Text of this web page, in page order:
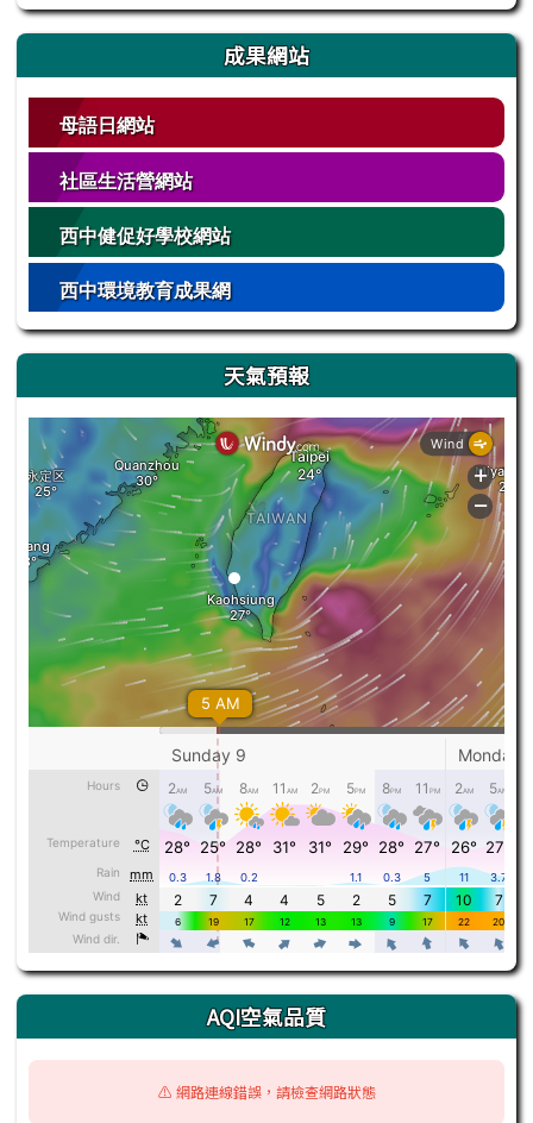
成果網站
母語日網站
社區生活營網站
西中健促好學校網站
西中環境教育成果網
天氣預報
AQI空氣品質
⚠️ 網路連線錯誤，請檢查網路狀態